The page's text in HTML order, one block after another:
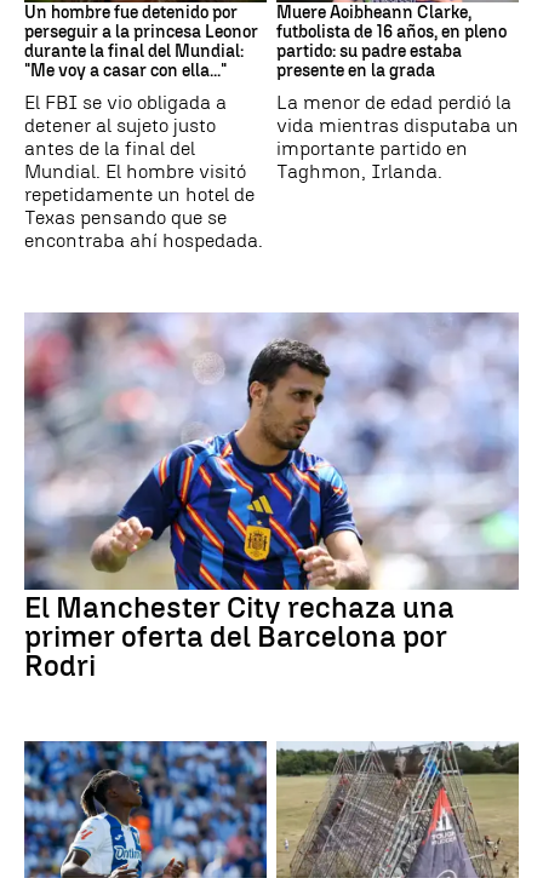
Un hombre fue detenido por
perseguir a la princesa Leonor
durante la final del Mundial:
"Me voy a casar con ella..."
El FBI se vio obligada a
detener al sujeto justo
antes de la final del
Mundial. El hombre visitó
repetidamente un hotel de
Texas pensando que se
encontraba ahí hospedada.
Muere Aoibheann Clarke,
futbolista de 16 años, en pleno
partido: su padre estaba
presente en la grada
La menor de edad perdió la
vida mientras disputaba un
importante partido en
Taghmon, Irlanda.
El Manchester City rechaza una
primer oferta del Barcelona por
Rodri